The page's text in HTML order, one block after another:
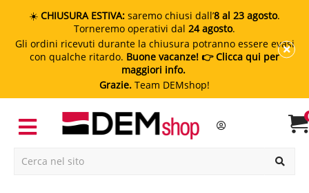
☀️ CHIUSURA ESTIVA: saremo chiusi dall’8 al 23 agosto.
Torneremo operativi dal 24 agosto.
Gli ordini ricevuti durante la chiusura potranno essere evasi
con qualche ritardo. Buone vacanze! 👉 Clicca qui per
maggiori info.
Grazie. Team DEMshop!